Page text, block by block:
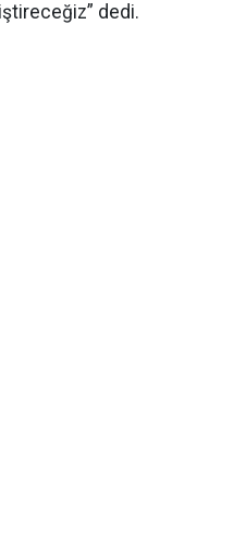
dedi.